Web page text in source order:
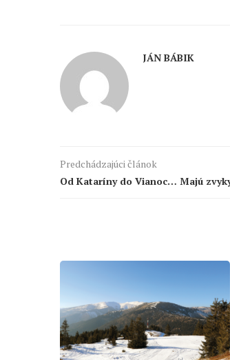
JÁN BÁBIK
Predchádzajúci článok
Od Kataríny do Vianoc… Majú